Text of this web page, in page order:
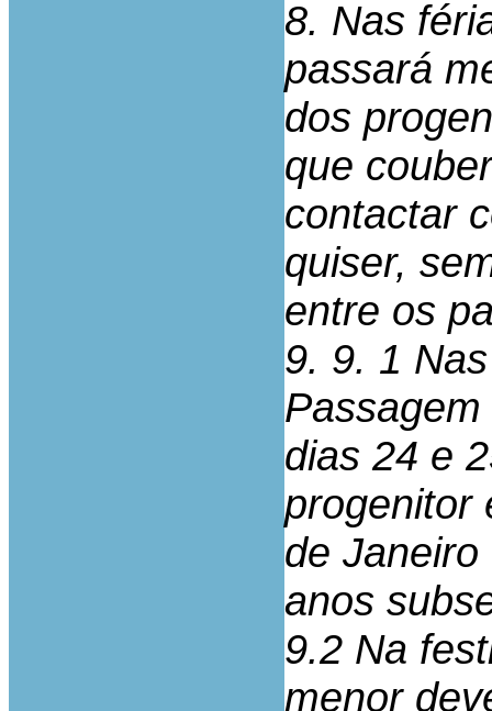
8. Nas
passará
dos
que
contactar
quiser,
entre os
9. 9. 1
dias 24 e
progenitor
de
anos
9.2 Na
menor